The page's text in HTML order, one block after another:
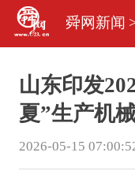
舜网新闻
山东印发
夏”生产机
2026-05-15